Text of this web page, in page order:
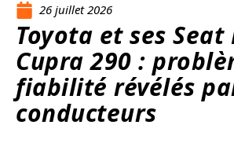
26 juillet 2026
Toyota et ses Seat
Cupra 290 :
fiabilité révélés
conducteurs